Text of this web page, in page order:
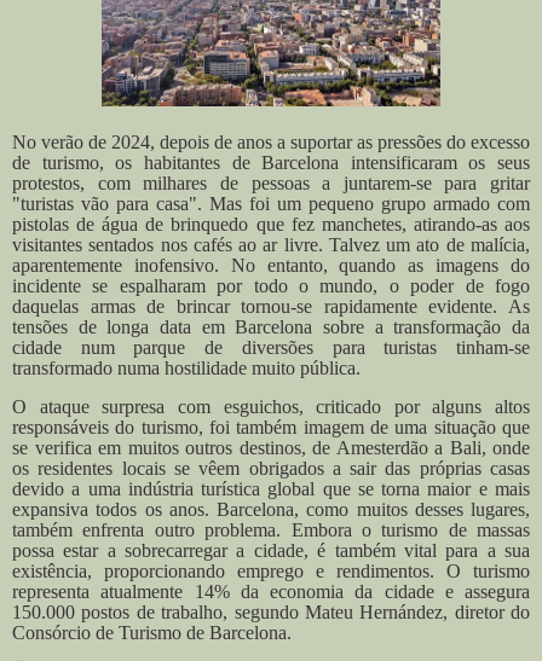
No verão de 2024, depois de anos a suportar as pressões do excesso
de turismo, os habitantes de Barcelona intensificaram os seus
protestos, com milhares de pessoas a juntarem-se para gritar
"turistas vão para casa". Mas foi um pequeno grupo armado com
pistolas de água de brinquedo que fez manchetes, atirando-as aos
visitantes sentados nos cafés ao ar livre. Talvez um ato de malícia,
aparentemente inofensivo. No entanto, quando as imagens do
incidente se espalharam por todo o mundo, o poder de fogo
daquelas armas de brincar tornou-se rapidamente evidente. As
tensões de longa data em Barcelona sobre a transformação da
cidade num parque de diversões para turistas tinham-se
transformado numa hostilidade muito pública.
O ataque surpresa com esguichos, criticado por alguns altos
responsáveis do turismo, foi também imagem de uma situação que
se verifica em muitos outros destinos, de Amesterdão a Bali, onde
os residentes locais se vêem obrigados a sair das próprias casas
devido a uma indústria turística global que se torna maior e mais
expansiva todos os anos. Barcelona, como muitos desses lugares,
também enfrenta outro problema. Embora o turismo de massas
possa estar a sobrecarregar a cidade, é também vital para a sua
existência, proporcionando emprego e rendimentos. O turismo
representa atualmente 14% da economia da cidade e assegura
150.000 postos de trabalho, segundo Mateu Hernández, diretor do
Consórcio de Turismo de Barcelona.